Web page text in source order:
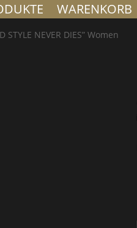
WARENKORB
STYLE NEVER DIES” Women